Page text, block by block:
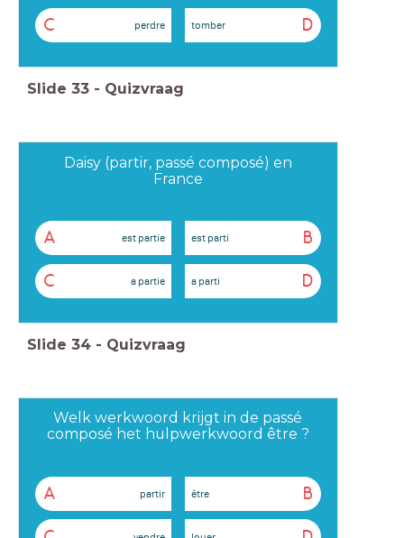
C perdre D
tomber
Slide 33 - Quizvraag
Daisy (partir, passé composé) en
France
A est partie B
est parti
C a partie D
a parti
Slide 34 - Quizvraag
Welk werkwoord krijgt in de passé
composé het hulpwerkwoord être ?
A partir B
être